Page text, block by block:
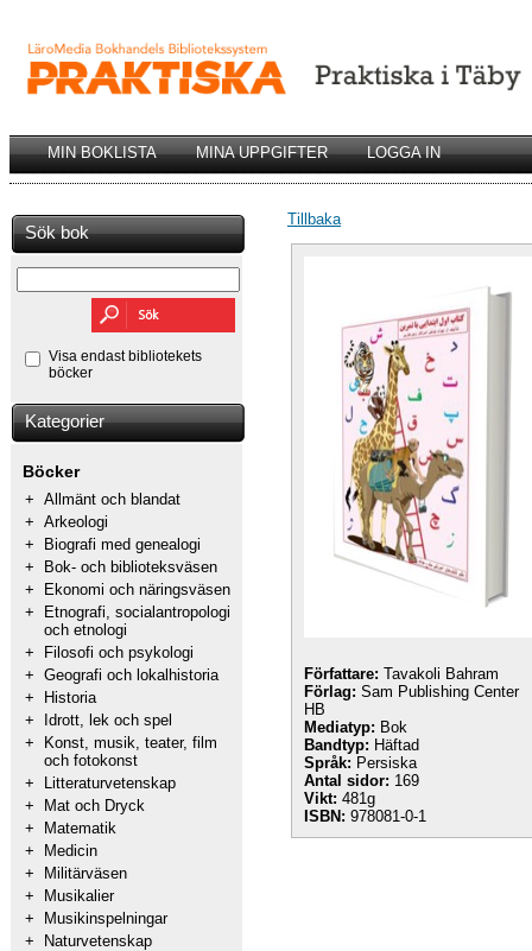
MIN BOKLISTA MINA UPPGIFTER LOGGA IN
Sök bok
Visa endast bibliotekets
böcker
Kategorier
Böcker
+ Allmänt och blandat
+ Arkeologi
+
Biografi med genealogi
+
Bok- och biblioteksväsen
+
Ekonomi och näringsväsen
+
Etnografi, socialantropologi
och etnologi
+
Filosofi och psykologi
+ Geografi och lokalhistoria
+
Historia
+
Idrott, lek och spel
+
Konst, musik, teater, film
och fotokonst
+
Litteraturvetenskap
+
Mat och Dryck
+
Matematik
+
Medicin
+
Militärväsen
+
Musikalier
+
Musikinspelningar
+
Naturvetenskap
Tillbaka
Författare: Tavakoli Bahram
Förlag: Sam Publishing Center
HB
Mediatyp: Bok
Bandtyp: Häftad
Språk: Persiska
Antal sidor: 169
Vikt: 481g
ISBN: 978081-0-1